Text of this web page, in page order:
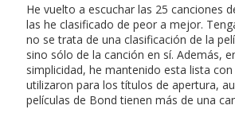
He vuelto a escuchar las 25 canciones
las he clasificado de peor a mejor.
no se trata de una clasificación de la
sino sólo de la canción en sí. Además,
simplicidad, he mantenido esta lista
utilizaron para los títulos de apertura,
películas de Bond tienen más de una